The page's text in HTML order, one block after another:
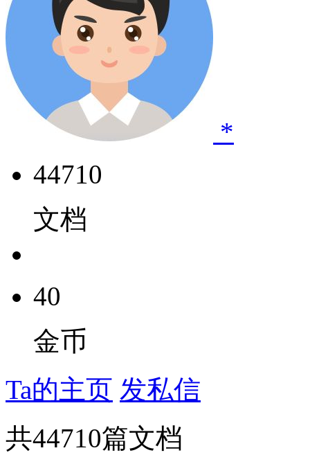
*
44710
文档
40
金币
Ta的主页 发私信
共44710篇文档